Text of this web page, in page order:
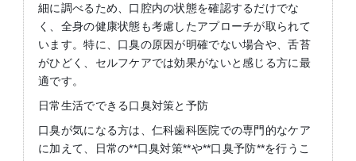
細に調べるため、口腔内の状態を確認するだけでな
く、全身の健康状態も考慮したアプローチが取られて
います。特に、口臭の原因が明確でない場合や、舌苔
がひどく、セルフケアでは効果がないと感じる方に最
適です。
日常生活でできる口臭対策と予防
口臭が気になる方は、仁科歯科医院での専門的なケア
に加えて、日常の**口臭対策**や**口臭予防**を行うこ